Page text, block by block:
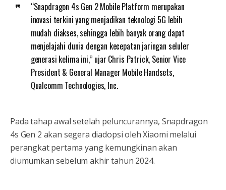
“Snapdragon 4s Gen 2 Mobile Platform merupakan
inovasi terkini yang menjadikan teknologi 5G lebih
mudah diakses, sehingga lebih banyak orang dapat
menjelajahi dunia dengan kecepatan jaringan seluler
generasi kelima ini,” ujar Chris Patrick, Senior Vice
President & General Manager Mobile Handsets,
Qualcomm Technologies, Inc.
Pada tahap awal setelah peluncurannya, Snapdragon
4s Gen 2 akan segera diadopsi oleh Xiaomi melalui
perangkat pertama yang kemungkinan akan
diumumkan sebelum akhir tahun 2024.